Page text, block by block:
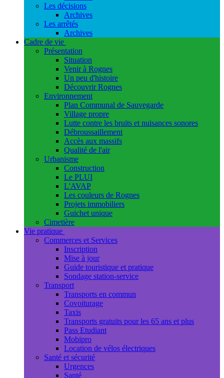
Les décisions
Archives
Les arrêtés
Archives
Cadre de vie
Présentation
Situation
Venir à Rognes
Un peu d'histoire
Découvrir Rognes
Environnement
Plan Communal de Sauvegarde
Village propre
Lutte contre les bruits et nuisances sonores
Débroussaillement
Accès aux massifs
Qualité de l'air
Urbanisme
Construction
Le PLUI
L'AVAP
Les couleurs de Rognes
Projets immobiliers
Guichet unique
Cimetière
Vie pratique
Commerces et Services
Inscription
Mise à jour
Guide touristique et pratique
Sondage station-service
Transport
Transports en commun
Covoiturage
Taxis
Transports gratuits pour les 65 ans et plus
Pass Etudiant
Mobipro
Location de vélos électriques
Santé et sécurité
Urgences
Santé